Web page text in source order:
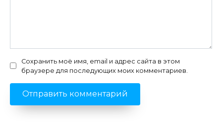
Сохранить моё имя, email и адрес сайта в этом
браузере для последующих моих комментариев.